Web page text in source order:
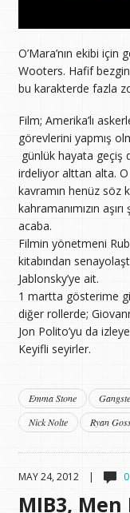
O’Mara’nın ekibi
Wooters. Hafif bezgin
bu karakterde fazla
Film; Amerika’lı
görevlerini yapmış
günlük hayata geçiş
irdeliyor alttan alta.
kavramın henüz söz
kahramanımızın
acaba.
Filmin yönetmeni
kitabından
Jablonsky’ye ait.
1 martta gösterime
diğer rollerde;
Jon Polito’yu da
Keyifli seyirler.
Emma Stone
Nick Nolte
Ryan
MAY 24, 2012 |
MIB3,